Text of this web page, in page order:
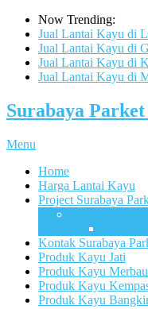
Now Trending:
Jual Lantai Kayu di
Jual Lantai Kayu di
Jual Lantai Kayu di
Jual Lantai Kayu di
Surabaya Parket
Menu
Home
Harga Lantai Kayu
Project Surabaya
Kontak Surabaya
Produk Kayu Jati
Produk Kayu Merbau
Produk Kayu
Produk Kayu